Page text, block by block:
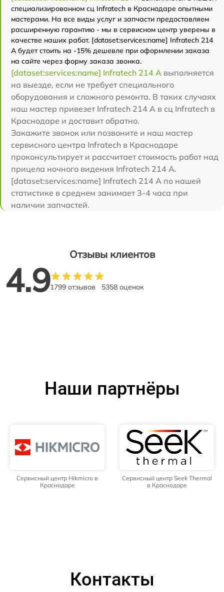
специализированном сц Infratech в Краснодаре опытными
мастерами. На все виды услуг и запчасти предоставляем
расширенную гарантию - мы в сервисном центр уверены в
качестве наших работ. [dataset:services:name] Infratech 214
А будет стоить на -15% дешевле при оформлении заказа
на сайте через форму заказа звонка.
[dataset:services:name] Infratech 214 А выполняется
на выезде, если не требует специального
оборудования и сложного ремонта. В таких случаях
наш мастер привезет Infratech 214 А в сц Infratech в
Краснодаре и доставит обратно.
Закажите звонок или позвоните и наш мастер
сервисного центра Infratech в Краснодаре
проконсультирует и рассчитает стоимость работ над
прицела ночного видения Infratech 214 А.
[dataset:services:name] Infratech 214 А по нашей
статистике в среднем занимает 3-4 часа при
наличии запчастей.
Отзывы клиентов
4.91799 отзывов 5358 оценок
Наши партнёры
Сервисный центр Hikmicro в
Краснодаре
Сервисный центр Seek Thermal
в Краснодаре
Контакты